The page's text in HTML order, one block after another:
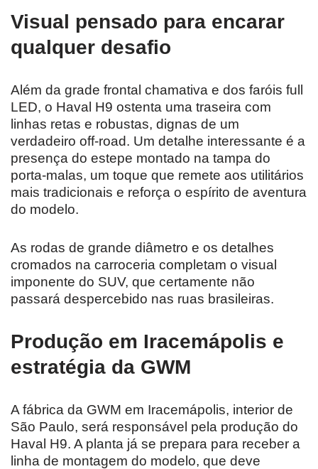
Visual pensado para encarar
qualquer desafio
Além da grade frontal chamativa e dos faróis full
LED, o Haval H9 ostenta uma traseira com
linhas retas e robustas, dignas de um
verdadeiro off-road. Um detalhe interessante é a
presença do estepe montado na tampa do
porta-malas, um toque que remete aos utilitários
mais tradicionais e reforça o espírito de aventura
do modelo.
As rodas de grande diâmetro e os detalhes
cromados na carroceria completam o visual
imponente do SUV, que certamente não
passará despercebido nas ruas brasileiras.
Produção em Iracemápolis e
estratégia da GWM
A fábrica da GWM em Iracemápolis, interior de
São Paulo, será responsável pela produção do
Haval H9. A planta já se prepara para receber a
linha de montagem do modelo, que deve